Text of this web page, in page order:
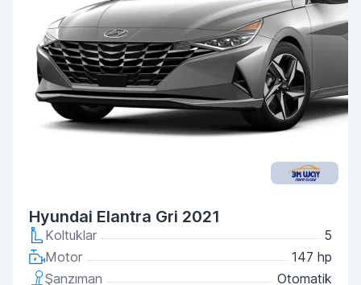
Hyundai Elantra Gri 2021
Koltuklar
5
Motor
147 hp
Şanzıman
Otomatik